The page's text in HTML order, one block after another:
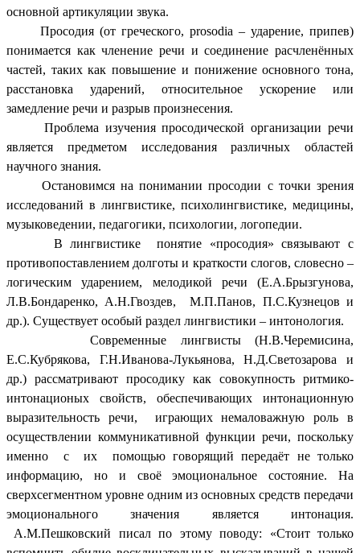
основной артикуляции звука.
Просодия (от греческого, prosodia – ударение, припев)
понимается как членение речи и соединение расчленённых
частей, таких как повышение и понижение основного тона,
расстановка ударений, относительное ускорение или
замедление речи и разрыв произнесения.
Проблема изучения просодической организации речи
является предметом исследования различных областей
научного знания.
Остановимся на понимании просодии с точки зрения
исследований в лингвистике, психолингвистике, медицины,
музыковедении, педагогики, психологии, логопедии.
В лингвистике понятие «просодия» связывают с
противопоставлением долготы и краткости слогов, словесно –
логическим ударением, мелодикой речи (Е.А.Брызгунова,
Л.В.Бондаренко, А.Н.Гвоздев, М.П.Панов, П.С.Кузнецов и
др.). Существует особый раздел лингвистики – интонология.
Современные лингвисты (Н.В.Черемисина,
Е.С.Кубрякова, Г.Н.Иванова-Лукьянова, Н.Д.Светозарова и
др.) рассматривают просодику как совокупность ритмико-
интонационых свойств, обеспечивающих интонационную
выразительность речи, играющих немаловажную роль в
осуществлении коммуникативной функции речи, поскольку
именно с их помощью говорящий передаёт не только
информацию, но и своё эмоциональное состояние. На
сверхсегментном уровне одним из основных средств передачи
эмоционального значения является интонация.
А.М.Пешковский писал по этому поводу: «Стоит только